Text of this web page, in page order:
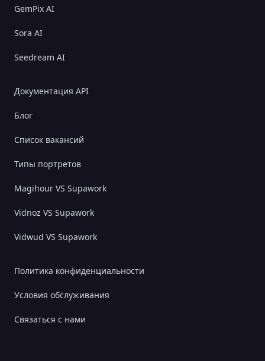
GemPix AI
Sora AI
Seedream AI
Документация API
Блог
Список вакансий
Типы портретов
Magihour VS Supawork
Vidnoz VS Supawork
Vidwud VS Supawork
Политика конфиденциальности
Условия обслуживания
Связаться с нами